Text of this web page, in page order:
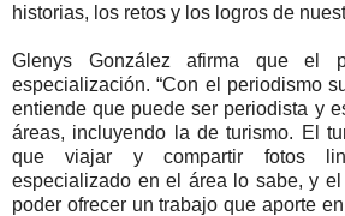
historias, los retos y los logros de
Glenys González afirma que el
especialización. “Con el periodismo
entiende que puede ser periodista y
áreas, incluyendo la de turismo. El
que viajar y compartir fotos
especializado en el área lo sabe, y
poder ofrecer un trabajo que aporte